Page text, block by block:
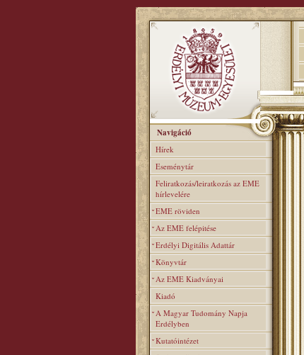
Navigáció
Hírek
Eseménytár
Feliratkozás/leiratkozás az EME
hírlevelére
EME röviden
Az EME felépitése
Erdélyi Digitális Adattár
Könyvtár
Az EME Kiadványai
Kiadó
A Magyar Tudomány Napja
Erdélyben
Kutatóintézet